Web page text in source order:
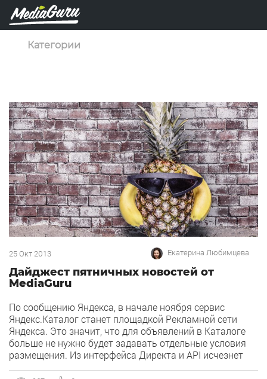
Категории
25 Окт 2013 Екатерина Любимцева
Дайджест пятничных новостей от
MediaGuru
По сообщению Яндекса, в начале ноября сервис
Яндекс.Каталог станет площадкой Рекламной сети
Яндекса. Это значит, что для объявлений в Каталоге
больше не нужно будет задавать отдельные условия
размещения. Из интерфейса Директа и API исчезнет